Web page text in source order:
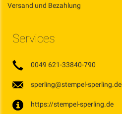
Versand und Bezahlung
Services
0049 621-33840-790
sperling@stempel-sperling.de
https://stempel-sperling.de